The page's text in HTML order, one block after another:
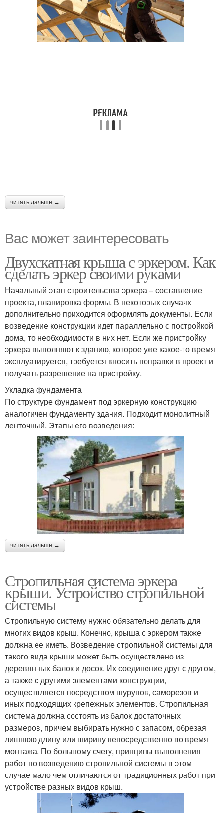
читать дальше →
Вас может заинтересовать
Двухскатная крыша с эркером. Как
сделать эркер своими руками
Начальный этап строительства эркера – составление
проекта, планировка формы. В некоторых случаях
дополнительно приходится оформлять документы. Если
возведение конструкции идет параллельно с постройкой
дома, то необходимости в них нет. Если же пристройку
эркера выполняют к зданию, которое уже какое-то время
эксплуатируется, требуется вносить поправки в проект и
получать разрешение на пристройку.
Укладка фундамента
По структуре фундамент под эркерную конструкцию
аналогичен фундаменту здания. Подходит монолитный
ленточный. Этапы его возведения:
читать дальше →
Стропильная система эркера
крыши. Устройство стропильной
системы
Стропильную систему нужно обязательно делать для
многих видов крыш. Конечно, крыша с эркером также
должна ее иметь. Возведение стропильной системы для
такого вида крыши может быть осуществлено из
деревянных балок и досок. Их соединение друг с другом,
а также с другими элементами конструкции,
осуществляется посредством шурупов, саморезов и
иных подходящих крепежных элементов. Стропильная
система должна состоять из балок достаточных
размеров, причем выбирать нужно с запасом, обрезая
лишнюю длину или ширину непосредственно во время
монтажа. По большому счету, принципы выполнения
работ по возведению стропильной системы в этом
случае мало чем отличаются от традиционных работ при
устройстве разных видов крыш.